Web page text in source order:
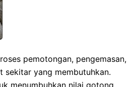
pemotongan, pengemasan,
sekitar yang membutuhkan.
menumbuhkan nilai gotong